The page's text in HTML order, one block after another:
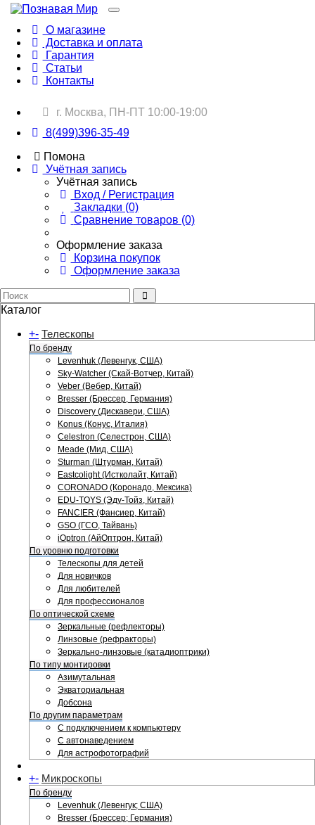
О магазине
Доставка и оплата
Гарантия
Статьи
Контакты
г. Москва, ПН-ПТ 10:00-19:00
8(499)396-35-49
Помона
Учётная запись
Учётная запись
Вход / Регистрация
Закладки (0)
Сравнение товаров (0)
Оформление заказа
Корзина покупок
Оформление заказа
Каталог
+- Телескопы
По бренду
Levenhuk (Левенгук, США)
Sky-Watcher (Скай-Вотчер, Китай)
Veber (Вебер, Китай)
Bresser (Брессер, Германия)
Discovery (Дискавери, США)
Konus (Конус, Италия)
Celestron (Селестрон, США)
Meade (Мид, США)
Sturman (Штурман, Китай)
Eastcolight (Истколайт, Китай)
CORONADO (Коронадо, Мексика)
EDU-TOYS (Эду-Тойз, Китай)
FANCIER (Фансиер, Китай)
GSO (ГСО, Тайвань)
iOptron (АйОптрон, Китай)
По уровню подготовки
Телескопы для детей
Для новичков
Для любителей
Для профессионалов
По оптической схеме
Зеркальные (рефлекторы)
Линзовые (рефракторы)
Зеркально-линзовые (катадиоптрики)
По типу монтировки
Азимутальная
Экваториальная
Добсона
По другим параметрам
С подключением к компьютеру
С автонаведением
Для астрофотографий
+- Микроскопы
По бренду
Levenhuk (Левенгук; США)
Bresser (Брессер; Германия)